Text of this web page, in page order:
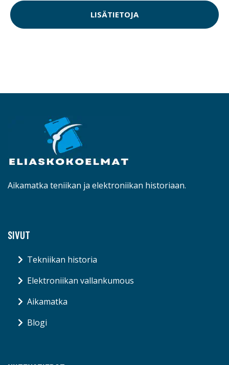
LISÄTIETOJA
Aikamatka teniikan ja elektroniikan historiaan.
SIVUT
Tekniikan historia
Elektroniikan vallankumous
Aikamatka
Blogi